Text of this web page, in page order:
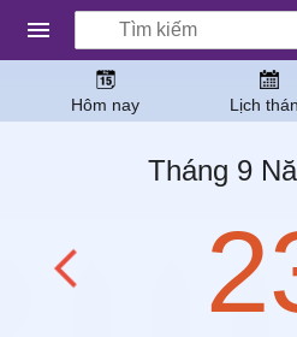
Hôm nay Lịch
Tháng 9